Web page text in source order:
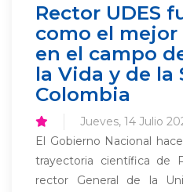
Rector UDES
como el
en el campo
la Vida y de la
Colombia
Jueves, 14 Julio
El Gobierno Nacional
trayectoria científica de
rector General de la